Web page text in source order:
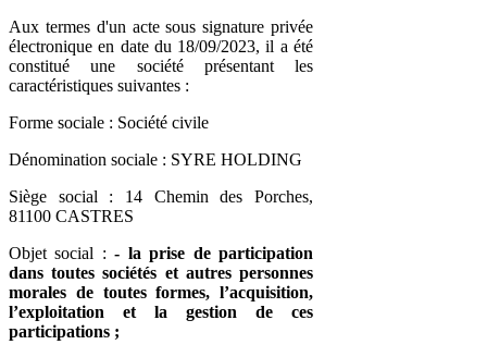
Aux termes d'un acte sous signature privée
électronique en date du 18/09/2023, il a été
constitué une société présentant les
caractéristiques suivantes :
Forme sociale : Société civile
Dénomination sociale : SYRE HOLDING
Siège social : 14 Chemin des Porches,
81100 CASTRES
Objet social :- la prise de participation
dans toutes sociétés et autres personnes
morales de toutes formes, l’acquisition,
l’exploitation et la gestion de ces
participations ;